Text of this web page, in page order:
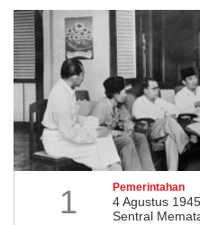
1 Pemerintahan
4 Agustus
Sentral